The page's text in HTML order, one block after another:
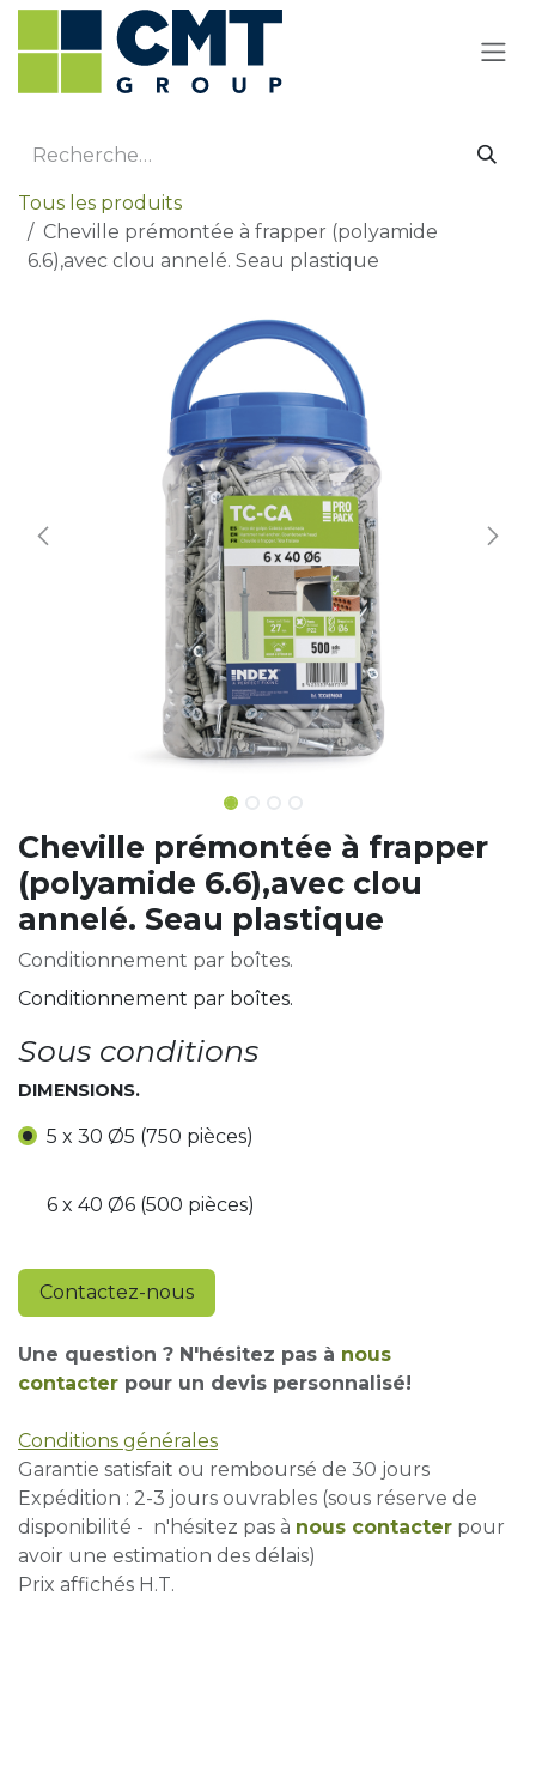
Se rendre au contenu
Tous les produits
Cheville prémontée à frapper (polyamide
6.6),avec clou annelé. Seau plastique
Cheville prémontée à frapper
(polyamide 6.6),avec clou
annelé. Seau plastique
Conditionnement par boîtes.
Conditionnement par boîtes.
Sous conditions
DIMENSIONS.
5 x 30 Ø5 (750 pièces)
6 x 40 Ø6 (500 pièces)
Contactez-nous
Une question ? N'hésitez pas à nous
contacter pour un devis personnalisé!
Conditions générales
Garantie satisfait ou remboursé de 30 jours
Expédition : 2-3 jours ouvrables (sous réserve de
disponibilité - n'hésitez pas à nous contacter pour
avoir une estimation des délais)
Prix affichés H.T.